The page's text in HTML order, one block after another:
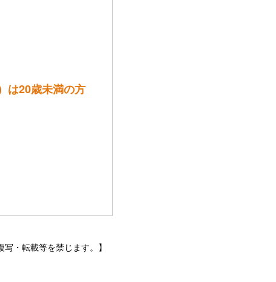
は20歳未満の方
・転載等を禁じます。】